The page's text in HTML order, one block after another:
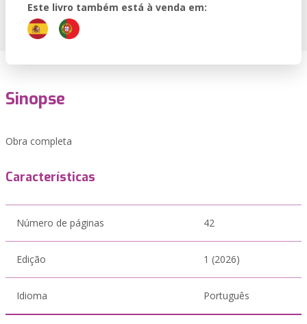
Este livro também está à venda em:
Sinopse
Obra completa
Características
Número de páginas 42
Edição 1 (2026)
Idioma Português